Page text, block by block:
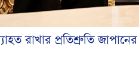
রাখার প্রতিশ্রুতি জাপানের